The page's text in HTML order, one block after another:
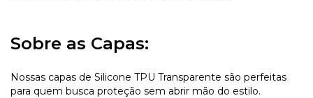
Sobre as Capas:
Nossas capas de Silicone TPU Transparente são perfeitas
para quem busca proteção sem abrir mão do estilo.